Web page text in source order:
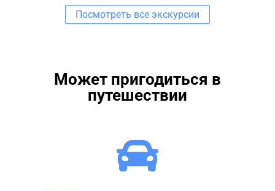
Посмотреть все экскурсии
Может пригодиться в
путешествии